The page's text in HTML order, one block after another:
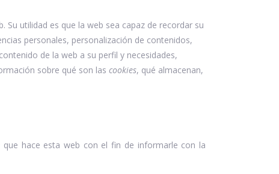
utilidad es que la web sea capaz de recordar su
personales, personalización de contenidos,
de la web a su perfil y necesidades,
sobre qué son las cookies, qué almacenan,
que hace esta web con el fin de informarle con la